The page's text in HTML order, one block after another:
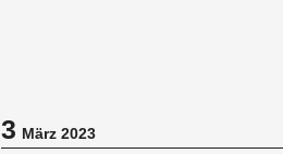
3März 2023